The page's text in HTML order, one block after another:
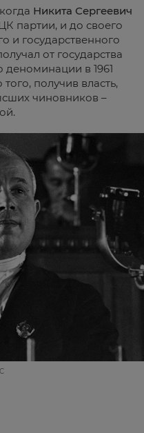
Никита Сергеевич
партии, и до своего
и государственного
от государства
в 1961
получив власть,
чиновников –